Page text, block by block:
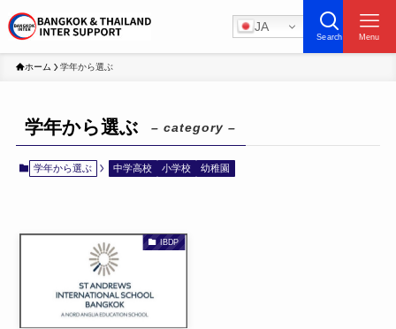
JA
Search Menu
ホーム 学年から選ぶ
学年から選ぶ – category –
学年から選ぶ 中学高校 小学校 幼稚園
IBDP